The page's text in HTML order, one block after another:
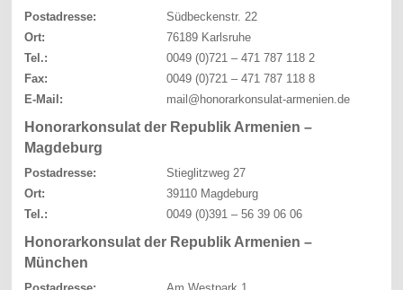
Postadresse:
Südbeckenstr. 22
Ort:
76189 Karlsruhe
Tel.:
0049 (0)721 – 471 787 118 2
Fax:
0049 (0)721 – 471 787 118 8
E-Mail:
mail@honorarkonsulat-armenien.de
Honorarkonsulat der Republik Armenien –
Magdeburg
Postadresse:
Stieglitzweg 27
Ort:
39110 Magdeburg
Tel.:
0049 (0)391 – 56 39 06 06
Honorarkonsulat der Republik Armenien –
München